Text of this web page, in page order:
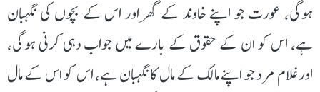
ہوگی، عورت جو اپنے خاوند کے گھر اور اس کے بچوں کی نگہبان
ہے، اس کو ان کے حقوق کے بارے میں جواب دہی کرنی ہوگی،
اور غلام مرد جو اپنے مالک کے مال کا نگہبان ہے، اس کو اس کے مال